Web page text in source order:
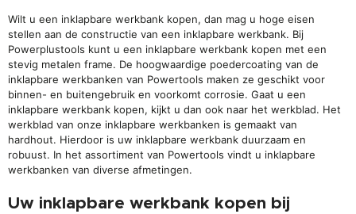
Wilt u een inklapbare werkbank kopen, dan mag u hoge eisen
stellen aan de constructie van een inklapbare werkbank. Bij
Powerplustools kunt u een inklapbare werkbank kopen met een
stevig metalen frame. De hoogwaardige poedercoating van de
inklapbare werkbanken van Powertools maken ze geschikt voor
binnen- en buitengebruik en voorkomt corrosie. Gaat u een
inklapbare werkbank kopen, kijkt u dan ook naar het werkblad. Het
werkblad van onze inklapbare werkbanken is gemaakt van
hardhout. Hierdoor is uw inklapbare werkbank duurzaam en
robuust. In het assortiment van Powertools vindt u inklapbare
werkbanken van diverse afmetingen.
Uw inklapbare werkbank kopen bij